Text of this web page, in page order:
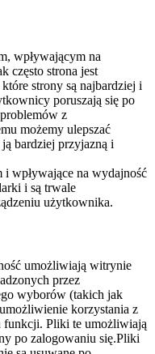
wpływającym na
często strona jest
strony są najbardziej i
poruszają się po
z
możemy ulepszać
bardziej przyjazną i
wpływające na wydajność
i są trwale
użytkownika.
umożliwiają witrynie
przez
wyborów (takich jak
korzystania z
funkcji. Pliki te umożliwiają
po zalogowaniu się.Pliki